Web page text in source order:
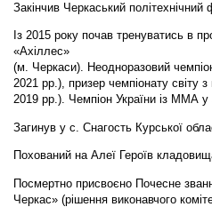
Закінчив Черкаський
Із 2015 року почав тренуватись в
«Ахіллес»
(м. Черкаси). Неодноразовий
2021 рр.), призер чемпіонату світу з
2019 рр.). Чемпіон України із ММА
Загинув у с. Снагость Курської
Похований на Алеї Героїв
Посмертно присвоєно Почесне
Черкас» (рішення виконавчого